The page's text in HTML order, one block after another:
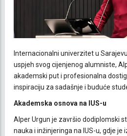
Internacionalni univerzitet u
uspjeh svog cijenjenog alumniste,
akademski put i profesionalna
inspiraciju za sadašnje i buduće
Akademska osnova na IUS-u
Alper Urgun je završio dodiplomski
nauka i inžinjeringa na IUS-u, gdje je